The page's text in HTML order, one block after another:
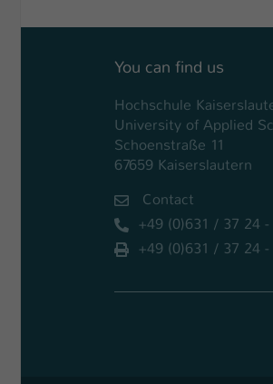
You can find us
Hochschule
University of Applied
Schoenstraße 11
67659 Kaiserslautern
Contact
+49 (0)631 / 37 24 -
+49 (0)631 / 37 24 -